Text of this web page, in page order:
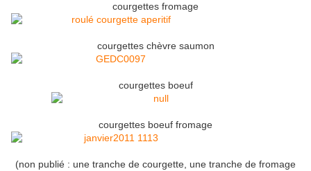
courgettes fromage
courgettes chèvre saumon
courgettes boeuf
courgettes boeuf fromage
(non publié : une tranche de courgette, une tranche de fromage